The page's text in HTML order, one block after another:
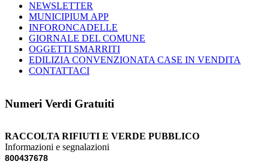
NEWSLETTER
MUNICIPIUM APP
INFORONCADELLE
GIORNALE DEL COMUNE
OGGETTI SMARRITI
EDILIZIA CONVENZIONATA CASE IN VENDITA
CONTATTACI
Numeri Verdi Gratuiti
RACCOLTA RIFIUTI E VERDE PUBBLICO
Informazioni e segnalazioni
800437678